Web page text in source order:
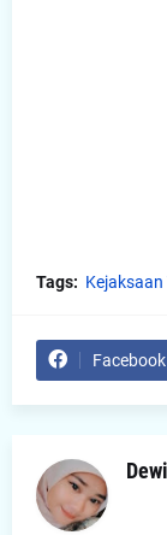
Tags:
Facebook
Dewi